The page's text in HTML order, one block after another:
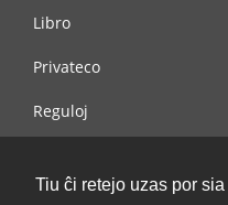
Tiu ĉi retejo uzas por
Libro
Privateco
Reguloj